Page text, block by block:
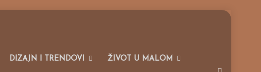
DIZAJN I TRENDOVI ŽIVOT U MALOM